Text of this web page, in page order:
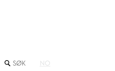
SØK NO